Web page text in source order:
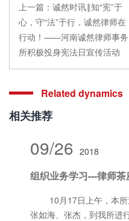
上一篇： 诚然时讯‖知“宪”于
心，守“法”于行，诚然律师在
行动！——河南诚然律师事务
所积极投身宪法日宣传活动
Related dynamics
相关推荐
09/26 2018
组织业务学习---律师茶
张如海、张杰，到我所进